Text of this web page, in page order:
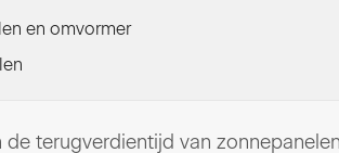
en omvormer
terugverdientijd van